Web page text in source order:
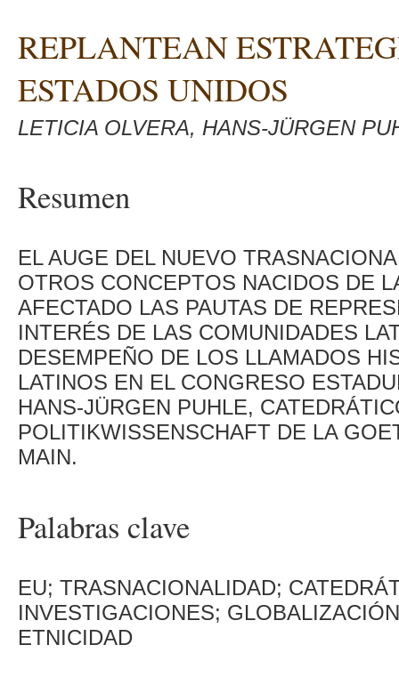
REPLANTEAN
ESTADOS UNIDOS
LETICIA OLVERA, HANS-JÜRGEN
Resumen
EL AUGE DEL NUEVO
OTROS CONCEPTOS NACIDOS DE
AFECTADO LAS PAUTAS DE
INTERÉS DE LAS COMUNIDADES
DESEMPEÑO DE LOS LLAMADOS
LATINOS EN EL CONGRESO
HANS-JÜRGEN PUHLE,
POLITIKWISSENSCHAFT DE LA
MAIN.
Palabras clave
EU; TRASNACIONALIDAD;
INVESTIGACIONES;
ETNICIDAD